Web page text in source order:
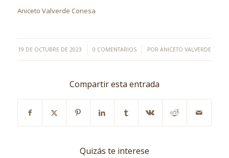
Aniceto Valverde Conesa
19 DE OCTUBRE DE 2023
/ 0 COMENTARIOS
/ POR ANICETO VALVERDE
Compartir esta entrada
Quizás te interese